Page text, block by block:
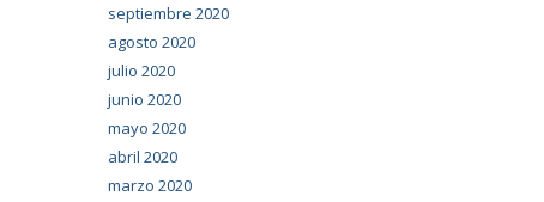
septiembre 2020
agosto 2020
julio 2020
junio 2020
mayo 2020
abril 2020
marzo 2020